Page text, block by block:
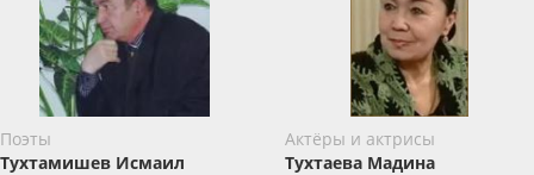
Поэты
Тухтамишев Исмаил
Актёры и актрисы
Тухтаева Мадина